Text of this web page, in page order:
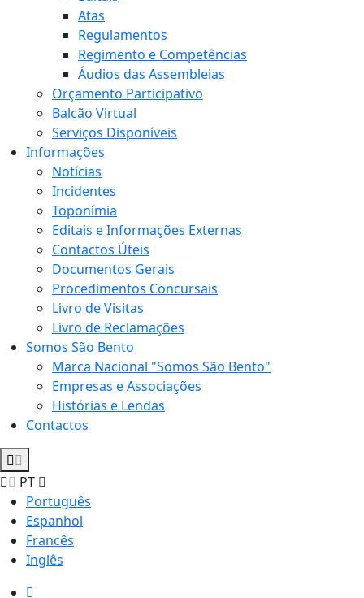
Atas
Regulamentos
Regimento e Competências
Áudios das Assembleias
Orçamento Participativo
Balcão Virtual
Serviços Disponíveis
Informações
Notícias
Incidentes
Toponímia
Editais e Informações Externas
Contactos Úteis
Documentos Gerais
Procedimentos Concursais
Livro de Visitas
Livro de Reclamações
Somos São Bento
Marca Nacional "Somos São Bento"
Empresas e Associações
Histórias e Lendas
Contactos
PT
Português
Espanhol
Francês
Inglês